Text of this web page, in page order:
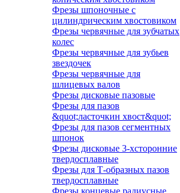
Фрезы шпоночные с
цилиндрическим хвостовиком
Фрезы червячные для зубчатых
колес
Фрезы червячные для зубьев
звездочек
Фрезы червячные для
шлицевых валов
Фрезы дисковые пазовые
Фрезы для пазов
&quot;ласточкин хвост&quot;
Фрезы для пазов сегментных
шпонок
Фрезы дисковые 3-хсторонние
твердосплавные
Фрезы для Т-образных пазов
твердосплавные
Фрезы концевые радиусные